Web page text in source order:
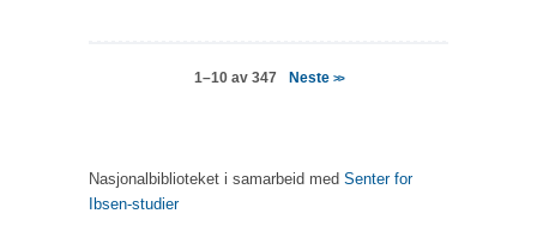
1–10 av 347 Neste >>
Nasjonalbiblioteket i samarbeid med Senter for
Ibsen-studier